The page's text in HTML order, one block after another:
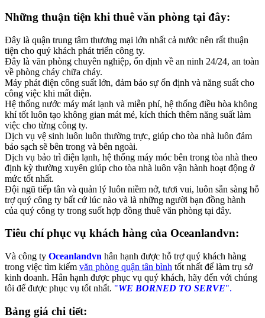
Những thuận tiện khi thuê văn phòng tại đây:
Đây là quận trung tâm thương mại lớn nhất cả nước nên rất thuận
tiện cho quý khách phát triển công ty.
Đây là văn phòng chuyên nghiệp, ổn định về an ninh 24/24, an toàn
về phòng cháy chữa cháy.
Máy phát điện công suất lớn, đảm bảo sự ổn định và năng suất cho
công việc khi mất điện.
Hệ thống nước máy mát lạnh và miễn phí, hệ thống điều hòa không
khí tốt luôn tạo không gian mát mẻ, kích thích thêm năng suất làm
việc cho từng công ty.
Dịch vụ vệ sinh luôn luôn thường trực, giúp cho tòa nhà luôn đảm
bảo sạch sẽ bên trong và bên ngoài.
Dịch vụ bảo trì điện lạnh, hệ thống máy móc bên trong tòa nhà theo
định kỳ thường xuyên giúp cho tòa nhà luôn vận hành hoạt động ở
mức tốt nhất.
Đội ngũ tiếp tân và quản lý luôn niềm nở, tươi vui, luôn sẵn sàng hỗ
trợ quý công ty bất cứ lúc nào và là những người bạn đồng hành
của quý công ty trong suốt hợp đồng thuê văn phòng tại đây.
Tiêu chí phục vụ khách hàng của Oceanlandvn:
Và công ty Oceanlandvn hân hạnh được hỗ trợ quý khách hàng
trong việc tìm kiếm văn phòng quận tân bình tốt nhất để làm trụ sở
kinh doanh. Hân hạnh được phục vụ quý khách, hãy đến với chúng
tôi để được phục vụ tốt nhất. "WE BORNED TO SERVE".
Bảng giá chi tiết: